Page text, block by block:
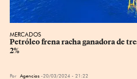
MERCADOS
Petróleo frena racha ganadora de
2%
Por Agencias 20/03/2024 - 21:22